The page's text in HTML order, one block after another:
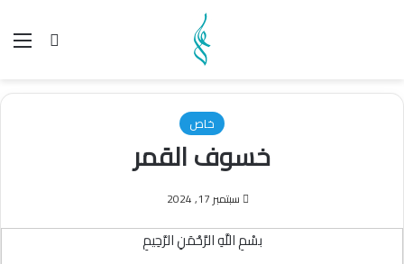
بحث عن
خاص
خسوف القمر
سبتمبر 17, 2024
بسْمِ اللَّهِ الرَّحْمَنِ الرَّحِيمِ